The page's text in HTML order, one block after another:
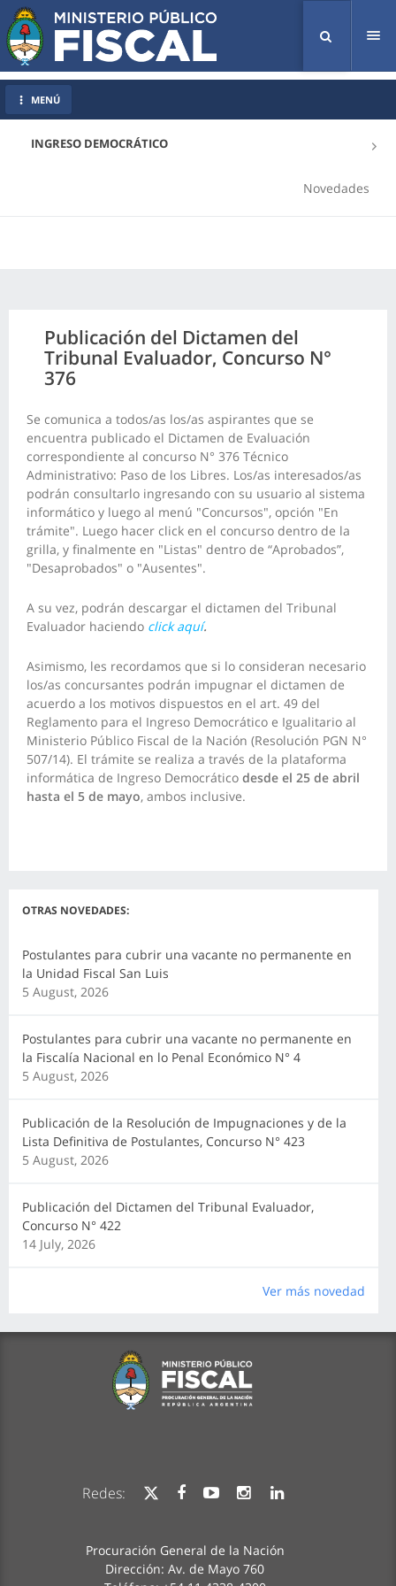
INGRESO DEMOCRÁTICO
Novedades
MENÚ
Publicación del Dictamen del
Tribunal Evaluador, Concurso N°
376
Se comunica a todos/as los/as aspirantes que se
encuentra publicado el Dictamen de Evaluación
correspondiente al concurso N° 376 Técnico
Administrativo: Paso de los Libres. Los/as interesados/as
podrán consultarlo ingresando con su usuario al sistema
informático y luego al menú "Concursos", opción "En
trámite". Luego hacer click en el concurso dentro de la
grilla, y finalmente en "Listas" dentro de “Aprobados”,
"Desaprobados" o "Ausentes".
A su vez, podrán descargar el dictamen del Tribunal
Evaluador haciendo click aquí.
Asimismo, les recordamos que si lo consideran necesario
los/as concursantes podrán impugnar el dictamen de
acuerdo a los motivos dispuestos en el art. 49 del
Reglamento para el Ingreso Democrático e Igualitario al
Ministerio Público Fiscal de la Nación (Resolución PGN N°
507/14). El trámite se realiza a través de la plataforma
informática de Ingreso Democrático desde el 25 de abril
hasta el 5 de mayo, ambos inclusive.
OTRAS NOVEDADES:
Postulantes para cubrir una vacante no permanente en
la Unidad Fiscal San Luis
5 August, 2026
Postulantes para cubrir una vacante no permanente en
la Fiscalía Nacional en lo Penal Económico N° 4
5 August, 2026
Publicación de la Resolución de Impugnaciones y de la
Lista Definitiva de Postulantes, Concurso N° 423
5 August, 2026
Publicación del Dictamen del Tribunal Evaluador,
Concurso N° 422
14 July, 2026
Ver más novedad
Redes:
Procuración General de la Nación
Dirección: Av. de Mayo 760